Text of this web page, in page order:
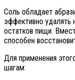
Соль обладает
эффективно удалять
остатков пищи.
способен
Для применения
шагам: